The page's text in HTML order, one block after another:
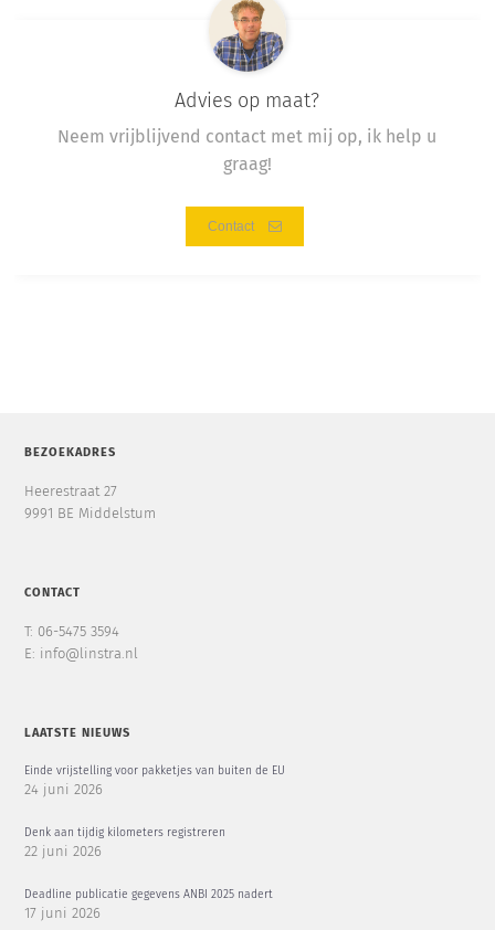
Advies op maat?
Neem vrijblijvend contact met mij op, ik help u
graag!
Contact
BEZOEKADRES
Heerestraat 27
9991 BE Middelstum
CONTACT
T: 06-5475 3594
E: info@linstra.nl
LAATSTE NIEUWS
Einde vrijstelling voor pakketjes van buiten de EU
24 juni 2026
Denk aan tijdig kilometers registreren
22 juni 2026
Deadline publicatie gegevens ANBI 2025 nadert
17 juni 2026